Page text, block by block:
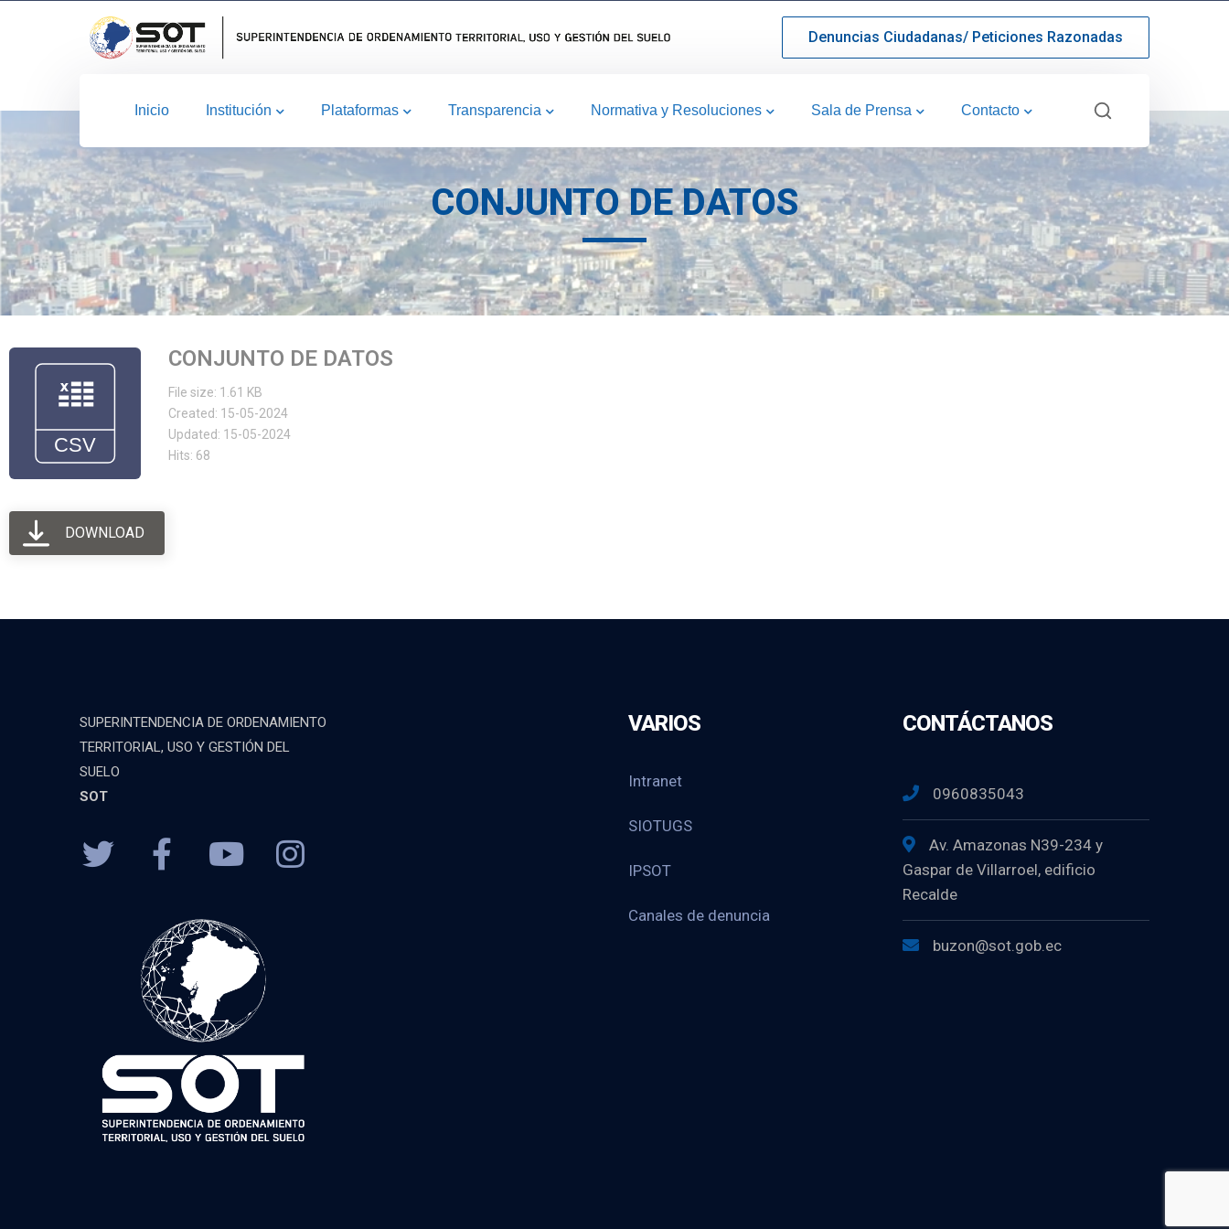
Denuncias Ciudadanas/ Peticiones Razonadas
Inicio Institución Plataformas Transparencia Normativa y Resoluciones Sala de Prensa Contacto
CONJUNTO DE DATOS
CONJUNTO DE DATOS
File size: 1.61 KB
Created: 15-05-2024
Updated: 15-05-2024
Hits: 68
DOWNLOAD
SUPERINTENDENCIA DE ORDENAMIENTO
TERRITORIAL, USO Y GESTIÓN DEL
SUELO
SOT
VARIOS
Intranet
SIOTUGS
IPSOT
Canales de denuncia
CONTÁCTANOS
0960835043
Av. Amazonas N39-234 y
Gaspar de Villarroel, edificio
Recalde
buzon@sot.gob.ec